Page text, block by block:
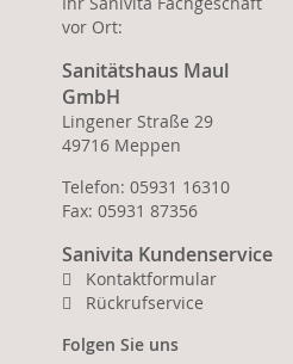
vor Ort:
Sanitätshaus Maul
GmbH
Lingener Straße 29
49716 Meppen
Telefon: 05931 16310
Fax: 05931 87356
Sanivita Kundenservice
Kontaktformular
Rückrufservice
Folgen Sie uns